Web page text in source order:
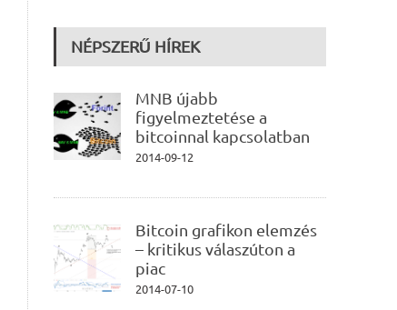
NÉPSZERŰ HÍREK
MNB újabb
figyelmeztetése a
bitcoinnal kapcsolatban
2014-09-12
Bitcoin grafikon elemzés
– kritikus válaszúton a
piac
2014-07-10